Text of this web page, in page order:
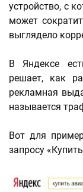
устройство, с
может
выглядело
В Яндексе
решает, как
рекламная
называется
Вот для
запросу